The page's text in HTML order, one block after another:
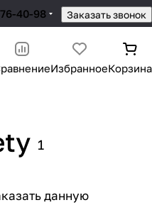
40-98 Заказать звонок
ИзбранноеКорзина
1
данную